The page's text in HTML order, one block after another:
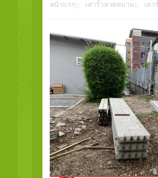
หน้าแรก เสารั้วลวดหนาม เสา